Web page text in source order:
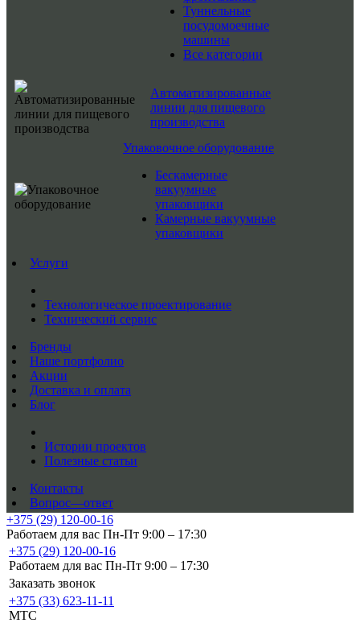
Туннельные
посудомоечные
машины
Все категории
Автоматизированные
линии для пищевого
производства
Упаковочное оборудование
Бескамерные
вакуумные
упаковщики
Камерные вакуумные
упаковщики
Услуги
Технологическое проектирование
Технический сервис
Бренды
Наше портфолио
Акции
Доставка и оплата
Блог
Истории проектов
Полезные статьи
Контакты
Вопрос—ответ
+375 (29) 120-00-16
Работаем для вас Пн-Пт 9:00 – 17:30
+375 (29) 120-00-16
Работаем для вас Пн-Пт 9:00 – 17:30
Заказать звонок
+375 (33) 623-11-11
MTC